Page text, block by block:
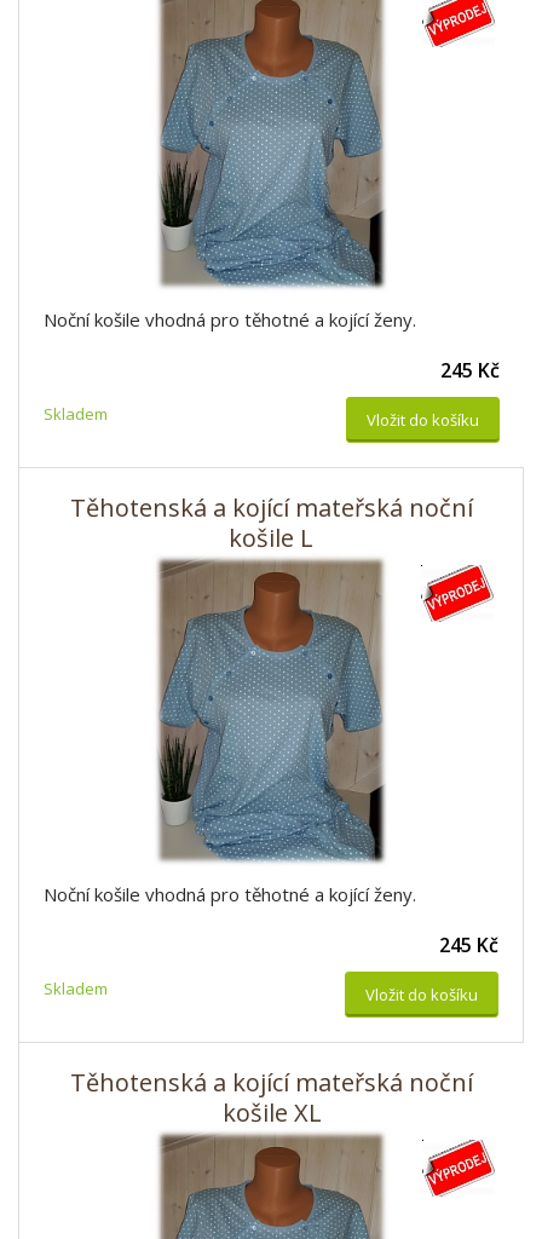
Noční košile vhodná pro těhotné a kojící ženy.
Skladem
245 Kč
Vložit do košíku
Těhotenská a kojící mateřská noční
košile L
Noční košile vhodná pro těhotné a kojící ženy.
Skladem
245 Kč
Vložit do košíku
Těhotenská a kojící mateřská noční
košile XL